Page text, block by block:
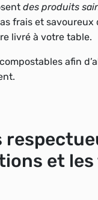
des produits
frais et savoureux
livré à votre table.
afin
et